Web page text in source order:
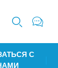
 
С